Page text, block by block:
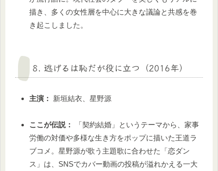
描き、多くの女性層を中心に大きな議論と共感を巻
き起こしました。
8. 逃げるは恥だが役に立つ（2016年）
主演： 新垣結衣、星野源
ここが伝説：
「契約結婚」というテーマから、家事
労働の対価や多様な生き方をポップに描いた王道ラ
ブコメ。星野源が歌う主題歌に合わせた「恋ダン
ス」は、SNSでカバー動画の投稿が溢れかえる一大